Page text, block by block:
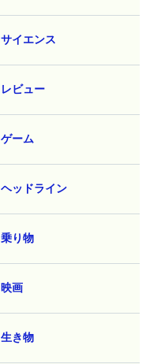
サイエンス
レビュー
ゲーム
ヘッドライン
乗り物
映画
生き物